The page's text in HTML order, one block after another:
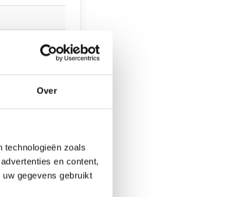
Over
technologieën zoals
en content,
gegevens gebruikt